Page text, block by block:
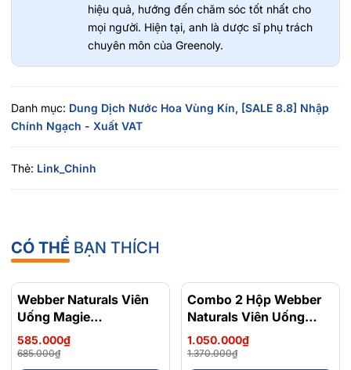
Vạn Thọ): Làm dịu, kháng viêm và chữa lành các tổn
thương nhỏ trên da.
Tocopheryl Acetate (Vitamin E): Dưỡng ẩm, chống oxy hóa,
Aloe Barbadensis Leaf Extract (Chiết xuất Lô Hội): Làm dịu
da, dưỡng ẩm và phục hồi hàng rào tự nhiên cho da.
suốt ngày dài.
hiệu quả, hướng đến chăm sóc tốt nhất cho
mọi người. Hiện tại, anh là dược sĩ phụ trách
chuyên môn của Greenoly.
Danh mục: Dung Dịch Nước Hoa Vùng Kín, [SALE 8.8] Nhập
Chính Ngạch - Xuất VAT
Thẻ: Link_Chinh
CÓ THỂ BẠN THÍCH
- 15%
Webber Naturals Viên
Uống Magie
Magnesium
Bisglycinate 200mg -
585.000₫
685.000₫
- 23%
Combo 2 Hộp Webber
Naturals Viên Uống
Magie Dễ Dàng Hấp
Làm Dịu Nhẹ Cho Hệ
1.050.000₫
1.370.000₫